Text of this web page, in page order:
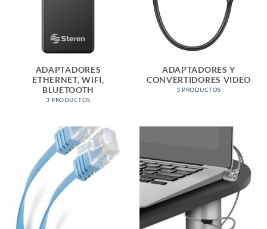
ADAPTADORES
ETHERNET, WIFI,
BLUETOOTH
3 PRODUCTOS
ADAPTADORES Y
CONVERTIDORES VIDEO
3 PRODUCTOS